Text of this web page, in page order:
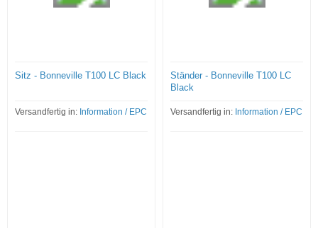
Sitz - Bonneville T100 LC Black
Versandfertig in: Information / EPC
Ständer - Bonneville T100 LC
Black
Versandfertig in: Information / EPC